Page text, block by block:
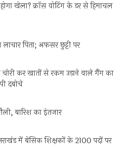
खेला? क्रॉस वोटिंग के डर से हिमाचल
पिता; अफसर छुट्टी पर
चोरी कर खातों से रकम उड़ाने वाले गैंग का
दबोचे
बारिश का इंतजार
में बेसिक शिक्षकों के 2100 पदों पर